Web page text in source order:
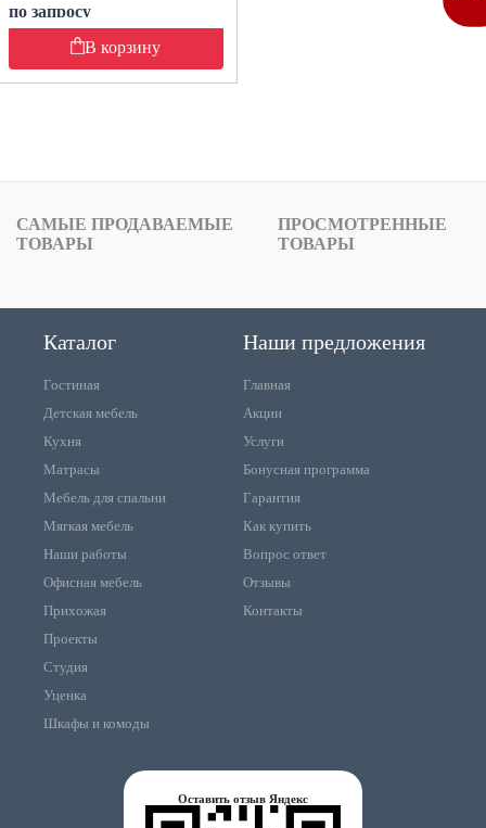
по запросу
В корзину
САМЫЕ ПРОДАВАЕМЫЕ
ТОВАРЫ
ПРОСМОТРЕННЫЕ
ТОВАРЫ
Каталог
Гостиная
Детская мебель
Кухня
Матрасы
Мебель для спальни
Мягкая мебель
Наши работы
Офисная мебель
Прихожая
Проекты
Студия
Уценка
Шкафы и комоды
Наши предложения
Главная
Акции
Услуги
Бонусная программа
Гарантия
Как купить
Вопрос ответ
Отзывы
Контакты
Оставить отзыв Яндекс